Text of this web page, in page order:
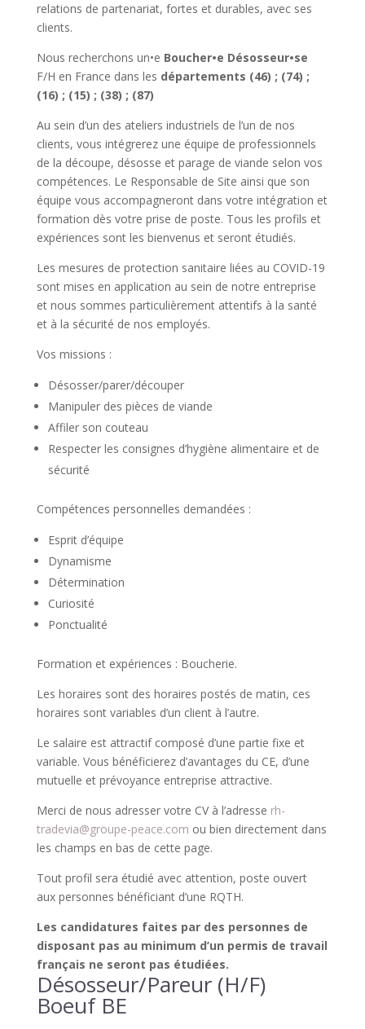
relations de partenariat, fortes et durables, avec ses
clients.
Nous recherchons un•e Boucher•e Désosseur•se
F/H en France dans les départements (46) ; (74) ;
(16) ; (15) ; (38) ; (87)
Au sein d’un des ateliers industriels de l’un de nos
clients, vous intégrerez une équipe de professionnels
de la découpe, désosse et parage de viande selon vos
compétences. Le Responsable de Site ainsi que son
équipe vous accompagneront dans votre intégration et
formation dès votre prise de poste. Tous les profils et
expériences sont les bienvenus et seront étudiés.
Les mesures de protection sanitaire liées au COVID-19
sont mises en application au sein de notre entreprise
et nous sommes particulièrement attentifs à la santé
et à la sécurité de nos employés.
Vos missions :
Désosser/parer/découper
Manipuler des pièces de viande
Affiler son couteau
Respecter les consignes d’hygiène alimentaire et de
sécurité
Compétences personnelles demandées :
Esprit d’équipe
Dynamisme
Détermination
Curiosité
Ponctualité
Formation et expériences : Boucherie.
Les horaires sont des horaires postés de matin, ces
horaires sont variables d’un client à l’autre.
Le salaire est attractif composé d’une partie fixe et
variable. Vous bénéficierez d’avantages du CE, d’une
mutuelle et prévoyance entreprise attractive.
Merci de nous adresser votre CV à l’adresse rh-
tradevia@groupe-peace.com ou bien directement dans
les champs en bas de cette page.
Tout profil sera étudié avec attention, poste ouvert
aux personnes bénéficiant d’une RQTH.
Les candidatures faites par des personnes de
disposant pas au minimum d’un permis de travail
français ne seront pas étudiées.
Désosseur/Pareur (H/F)
Boeuf BE